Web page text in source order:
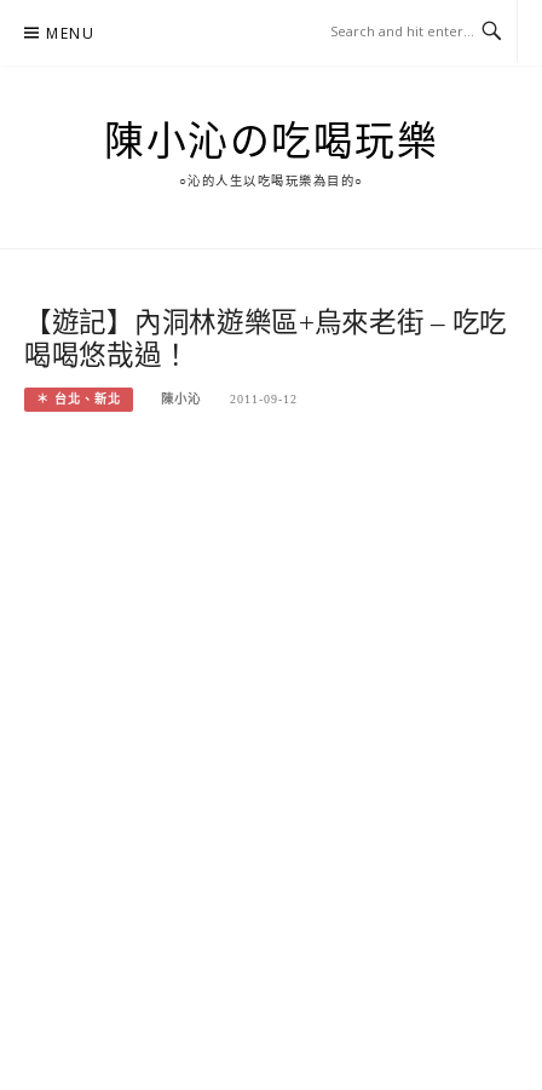
MENU
陳小沁の吃喝玩樂
○沁的人生以吃喝玩樂為目的○
【遊記】內洞林遊樂區+烏來老街 – 吃吃
喝喝悠哉過！
＊ 台北、新北 陳小沁 2011-09-12